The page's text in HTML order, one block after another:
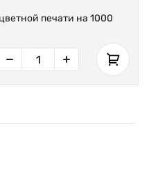
печати на 1000